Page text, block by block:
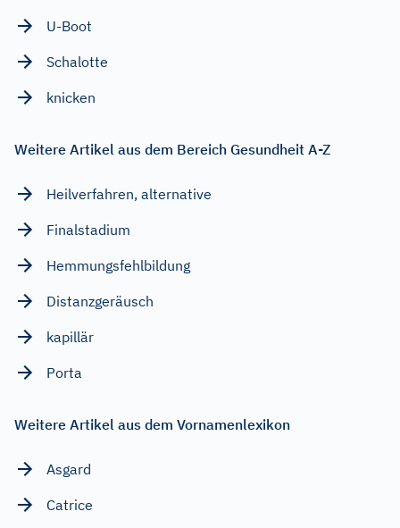
U-Boot
Schalotte
knicken
Weitere Artikel aus dem Bereich Gesundheit A-Z
Heilverfahren, alternative
Finalstadium
Hemmungsfehlbildung
Distanzgeräusch
kapillär
Porta
Weitere Artikel aus dem Vornamenlexikon
Asgard
Catrice